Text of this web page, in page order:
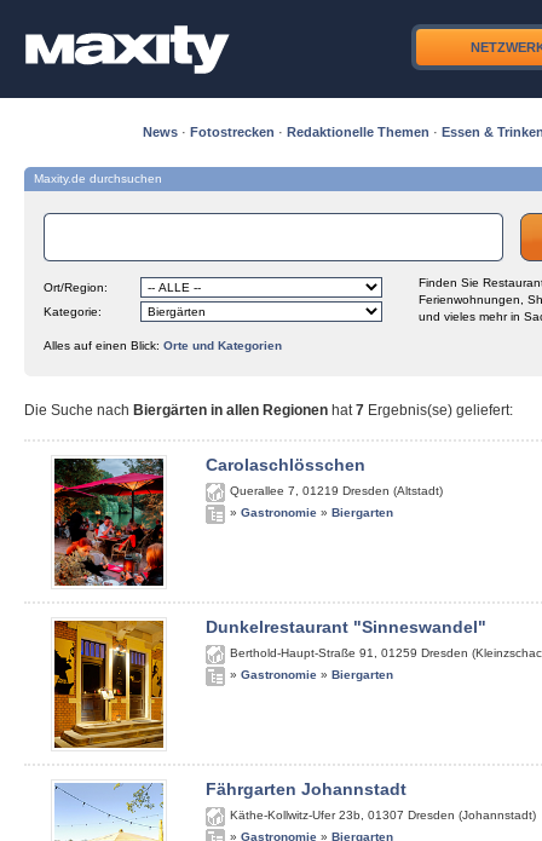
News · Fotostrecken · Redaktionelle Themen · Essen &
Maxity.de durchsuchen
Ort/Region:
Kategorie:
Finden Sie
Ferienwohnungen,
und vieles mehr in
Alles auf einen Blick: Orte und Kategorien
Die Suche nach Biergärten in allen Regionen hat7 Ergebnis(se) geliefert:
Carolaschlösschen
Querallee 7 01219 Dresden (Altstadt)
» Gastronomie » Biergarten
Dunkelrestaurant "Sinneswandel"
Berthold-Haupt-Straße 91 01259 Dresden
» Gastronomie » Biergarten
Fährgarten Johannstadt
Käthe-Kollwitz-Ufer 23b 01307 Dresden (Johannstadt)
» Gastronomie » Biergarten